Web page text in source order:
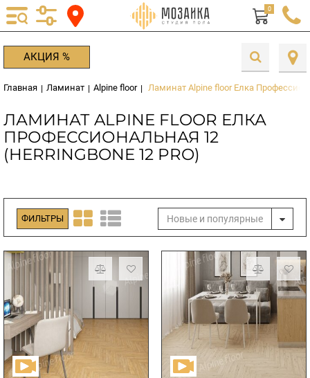
0
АКЦИЯ %
Главная | Ламинат | Alpine floor | Ламинат Alpine floor Елка
ЛАМИНАТ ALPINE FLOOR ЕЛКА
ПРОФЕССИОНАЛЬНАЯ 12
(HERRINGBONE 12 PRO)
Новые и популярные
ФИЛЬТРЫ